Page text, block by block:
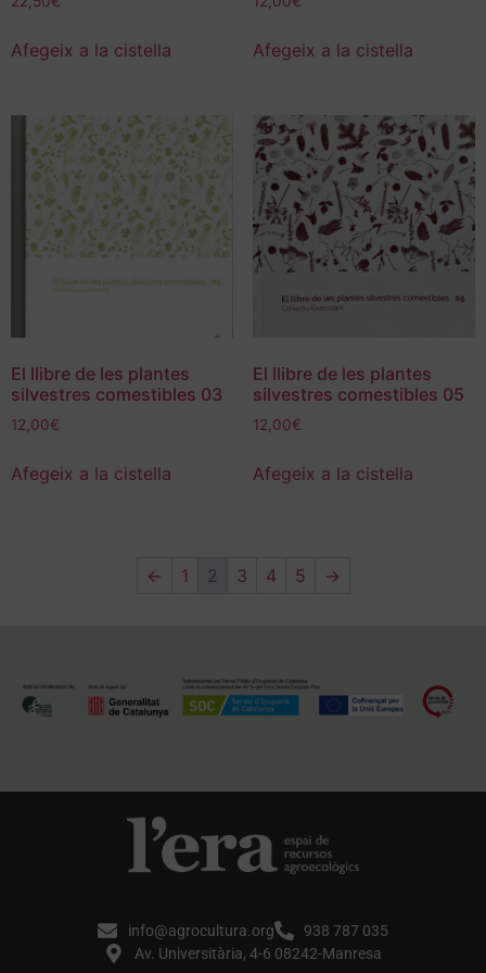
Afegeix a la cistella Afegeix a la cistella
El llibre de les plantes
silvestres comestibles 03
12,00€
Afegeix a la cistella
El llibre de les plantes
silvestres comestibles 05
12,00€
Afegeix a la cistella
← 1 2 3 4 5 →
info@agrocultura.org
938 787 035
Av. Universitària, 4-6 08242-Manresa